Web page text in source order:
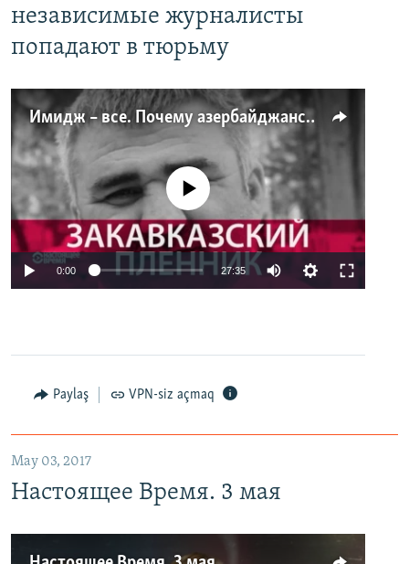
независимые журналисты
попадают в тюрьму
Имидж – все. Почему азербайджанские правозащитники и независимые журналисты попадают в тюрьму
No media source currently available
0:00 27:35
Paylaş VPN-siz açmaq
May 03, 2017
Настоящее Время. 3 мая